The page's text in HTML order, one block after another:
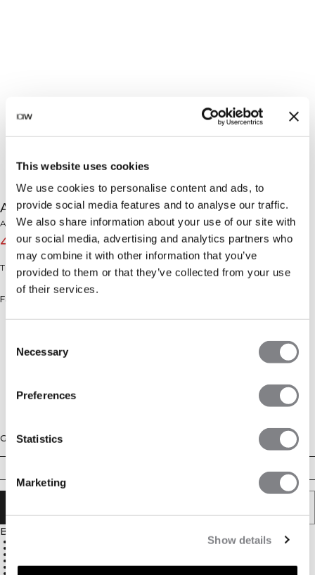
This website uses cookies
We use cookies to personalise content and ads, to
provide social media features and to analyse our traffic.
We also share information about your use of our site with
our social media, advertising and analytics partners who
may combine it with other information that you’ve
provided to them or that they’ve collected from your use
of their services.
Selection
Necessary
Preferences
Statistics
Marketing
Show details
Activity Pants Graphite
Activity Collection
48€69€(-30%)
Trainingshose mit Taschen und Kordelzug im Bund.
Farbe: Graphite
Größe
Beschreibung
ICIW-Sticklogo auf der Vorderseite